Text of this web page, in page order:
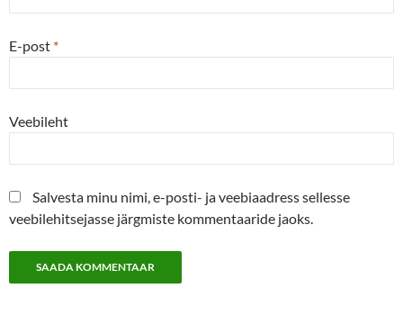
E-post *
Veebileht
Salvesta minu nimi, e-posti- ja veebiaadress sellesse
veebilehitsejasse järgmiste kommentaaride jaoks.